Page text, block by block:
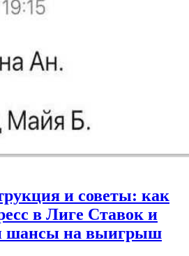
и советы: как
в Лиге Ставок и
шансы на выигрыш